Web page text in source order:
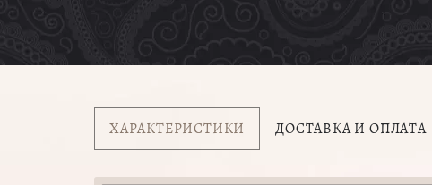
ХАРАКТЕРИСТИКИ ДОСТАВКА И ОПЛАТА